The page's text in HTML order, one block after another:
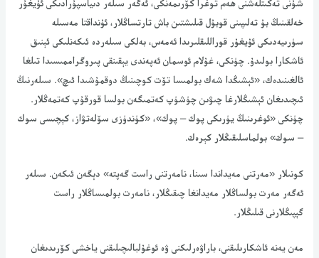
شۇنى تەكىتلەشنى ھەم توغرا كۆرىمەنكى، ئەگەر سىلەر دىياسپۇرادىكى ئۇيغۇر
خەلقىنىڭ بۇ تەلىپىنى قوبۇل قىلىشتىن باش تارتساڭلار، ئۇنداقتا مەسىلە
سۈرىيەدىكى ئۇيغۇر قوراللىقلىرىدا ئەمەس، بەلكى سىلەردە ئىكەنلىكى ئېنىق
ئاشكارا بولىدۇ. چۈنكى، غۇلام ئوسمان ئەپەندى يېقىنقى پىروگراممىسىدا تىلغا
ئالغىنىدەك، «ئېشىڭدا شەك بولمىسا تۆت كوچىنىڭ دوقمۇشىدا ئىچ». سىلەرنىڭ
ئىچىدىغان ئېشىڭلارغا چىۋىن چۈشۈپ كەتمىگەن بولسا قورقۇپ كەتمەڭلار.
چۈنكى «ئوغرىنىڭ يۈرىكى پوك – پوك»، «كۈندۈزى سۆلەتۋاز، كېچىسى سوك
– سوك» بولماسلىقىڭلار كېرەك.
كونىلار «مەرتنى مەيداندا سىنا، نامەرتنى راست گەپتە» دېگەن ئىكەن. سىلەر
ئەگەر مەرت بولساڭلار مەيدانغا چىقىڭلار، نامەرت بولمىساڭلار راست
گېپىڭلارنى قىلىڭلار.
مەن يەنە ئاشكارىلىقنى، باراۋەرلىكنى ۋە ئوغۇلبالىچىلىقنى ياخشى كۆرىدىغان